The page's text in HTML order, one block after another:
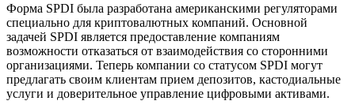
Форма SPDI была разработана американскими регуляторами
специально для криптовалютных компаний. Основной
задачей SPDI является предоставление компаниям
возможности отказаться от взаимодействия со сторонними
организациями. Теперь компании со статусом SPDI могут
предлагать своим клиентам прием депозитов, кастодиальные
услуги и доверительное управление цифровыми активами.